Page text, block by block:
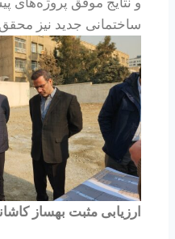
ساختمانی جدید نیز
ارزیابی مثبت بهساز